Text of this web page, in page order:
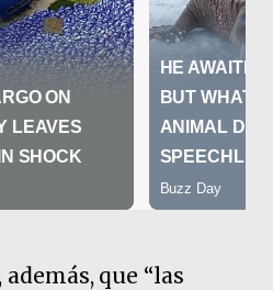
que “las